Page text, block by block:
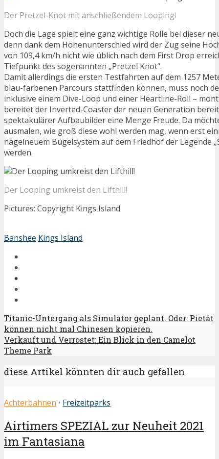
Der Pretzel-Knot mit anschließendem Looping!
Doch die Lage spielt eine ganz wichtige Rolle bei dieser
denn dank dem Höhenunterschied wird der Zug seine
von 109,4 km/h nicht wie üblich nach dem First Drop
Tiefpunkt des sogenannten „Pretzel Knot“.
Damit allerdings die ersten Testfahrten auf dem 1257
blau-farbenen Parcours stattfinden können, muss noch
inklusive einem Dive-Loop und einer Heartline-Roll –
bereitet der Inverted-Coaster der neuen Generation
spektakulärer Aufbaubilder eine Menge Freude. Da
ausmalen, wie groß diese wohl werden mag, wenn erst
nagelneuem Bügelsystem auf dem Friedhof der Legende
werden.
Der Looping umkreist den Lifthill!
Pictures: Copyright Kings Island
Banshee Kings Island
Titanic-Untergang als Simulator geplant. Oder: Pietät
können nicht mal Chinesen kopieren.
Verkauft und Verrostet: Ein Blick in den Camelot
Theme Park
diese Artikel könnten dir auch gefallen
Achterbahnen • Freizeitparks
Airtimers SPEZIAL zur Neuheit 2021
im Fantasiana